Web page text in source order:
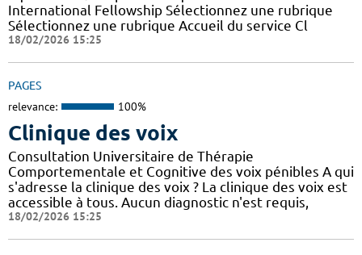
International Fellowship Sélectionnez une rubrique
Sélectionnez une rubrique Accueil du service Cl
18/02/2026 15:25
PAGES
relevance: 100%
Clinique des voix
Consultation Universitaire de Thérapie
Comportementale et Cognitive des voix pénibles A qui
s'adresse la clinique des voix ? La clinique des voix est
accessible à tous. Aucun diagnostic n'est requis,
18/02/2026 15:25